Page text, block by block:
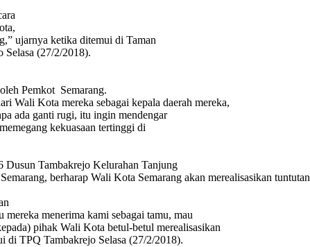
ujarnya ketika ditemui di Taman
(27/2/2018).
Pemkot Semarang.
Wali Kota mereka sebagai kepala daerah mereka,
ada ganti rugi, itu ingin mendengar
memegang kekuasaan tertinggi di
Dusun Tambakrejo Kelurahan Tanjung
berharap Wali Kota Semarang akan merealisasikan tuntutan
menerima kami sebagai tamu, mau
pihak Wali Kota betul-betul merealisasikan
di TPQ Tambakrejo Selasa (27/2/2018).